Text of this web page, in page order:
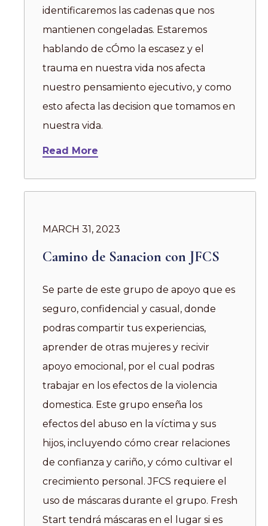
identificaremos las cadenas que nos
mantienen congeladas. Estaremos
hablando de cÓmo la escasez y el
trauma en nuestra vida nos afecta
nuestro pensamiento ejecutivo, y como
esto afecta las decision que tomamos en
nuestra vida.
Read More
MARCH 31, 2023
Camino de Sanacion con JFCS
Se parte de este grupo de apoyo que es
seguro, confidencial y casual, donde
podras compartir tus experiencias,
aprender de otras mujeres y recivir
apoyo emocional, por el cual podras
trabajar en los efectos de la violencia
domestica. Este grupo enseña los
efectos del abuso en la víctima y sus
hijos, incluyendo cómo crear relaciones
de confianza y cariño, y cómo cultivar el
crecimiento personal. JFCS requiere el
uso de máscaras durante el grupo. Fresh
Start tendrá máscaras en el lugar si es